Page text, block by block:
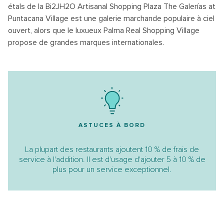
étals de la Bi2JH2O Artisanal Shopping Plaza The Galerías at
Puntacana Village est une galerie marchande populaire à ciel
ouvert, alors que le luxueux Palma Real Shopping Village
propose de grandes marques internationales.
ASTUCES À BORD
La plupart des restaurants ajoutent 10 % de frais de
service à l'addition. Il est d'usage d'ajouter 5 à 10 % de
plus pour un service exceptionnel.